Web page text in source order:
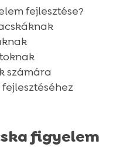
fejlesztése?
számára
figyelem